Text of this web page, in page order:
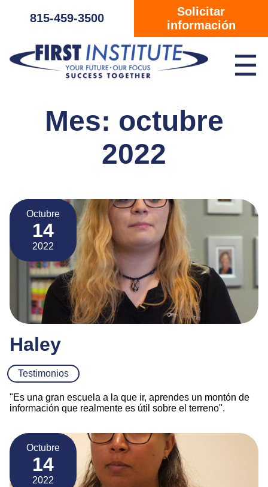
815-459-3500
Solicitar
información
☰
Mes: octubre
2022
Octubre
14
2022
Haley
Testimonios
"Es una gran escuela a la que ir, aprendes un montón de
información que realmente es útil sobre el terreno".
Octubre
14
2022